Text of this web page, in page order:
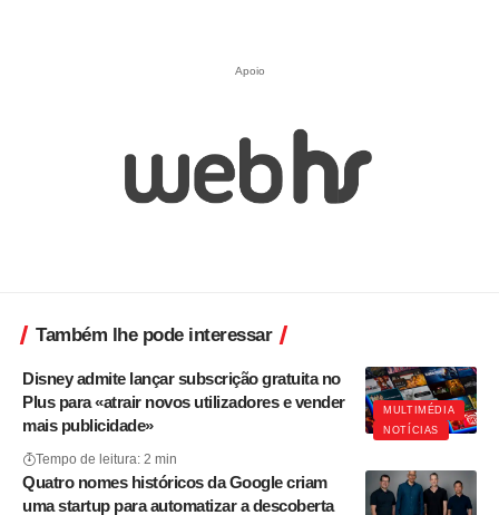
Apoio
Também lhe pode interessar
MULTIMÉDIA
NOTÍCIAS
Disney admite lançar subscrição gratuita no
Plus para «atrair novos utilizadores e vender
mais publicidade»
Tempo de leitura: 2 min
Quatro nomes históricos da Google criam
uma startup para automatizar a descoberta